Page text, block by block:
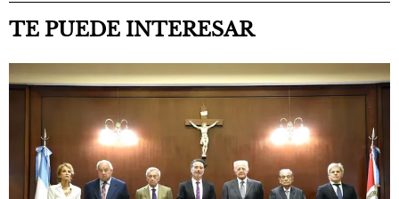
TE PUEDE INTERESAR